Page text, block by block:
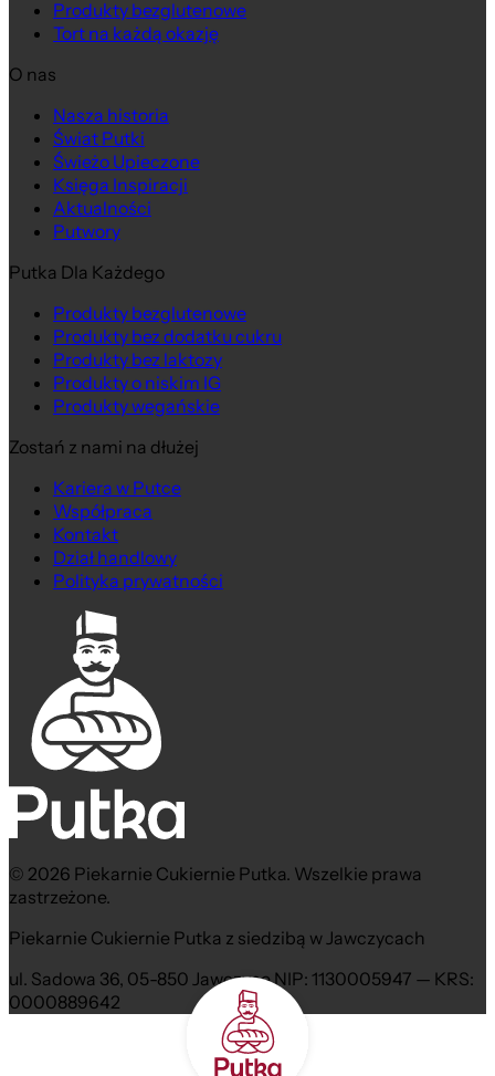
Produkty bezglutenowe
Tort na każdą okazję
O nas
Nasza historia
Świat Putki
Świeżo Upieczone
Księga Inspiracji
Aktualności
Putwory
Putka Dla Każdego
Produkty bezglutenowe
Produkty bez dodatku cukru
Produkty bez laktozy
Produkty o niskim IG
Produkty wegańskie
Zostań z nami na dłużej
Kariera w Putce
Współpraca
Kontakt
Dział handlowy
Polityka prywatności
© 2026 Piekarnie Cukiernie Putka. Wszelkie prawa
zastrzeżone.
Piekarnie Cukiernie Putka z siedzibą w Jawczycach
ul. Sadowa 36, 05-850 Jawczyce NIP: 1130005947 — KRS:
0000889642